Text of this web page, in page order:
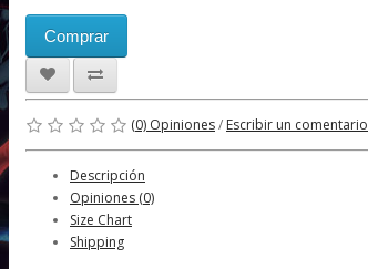
Comprar
(0) Opiniones/ Escribir un comentario
Descripción
Opiniones (0)
Size Chart
Shipping